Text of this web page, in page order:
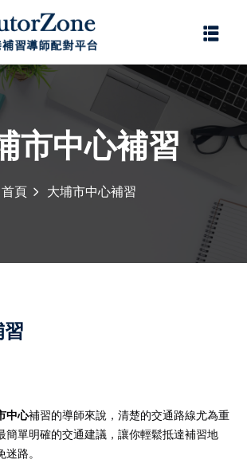
市中心補習
首頁 大埔市中心補習
中心補習的導師來說，清楚的交通路線尤為重
簡單明確的交通建議，讓你輕鬆抵達補習地
路。
登錄